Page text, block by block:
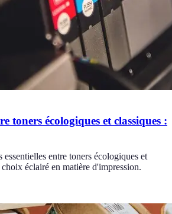
toners écologiques et classiques :
entre toners écologiques et
éclairé en matière d'impression.